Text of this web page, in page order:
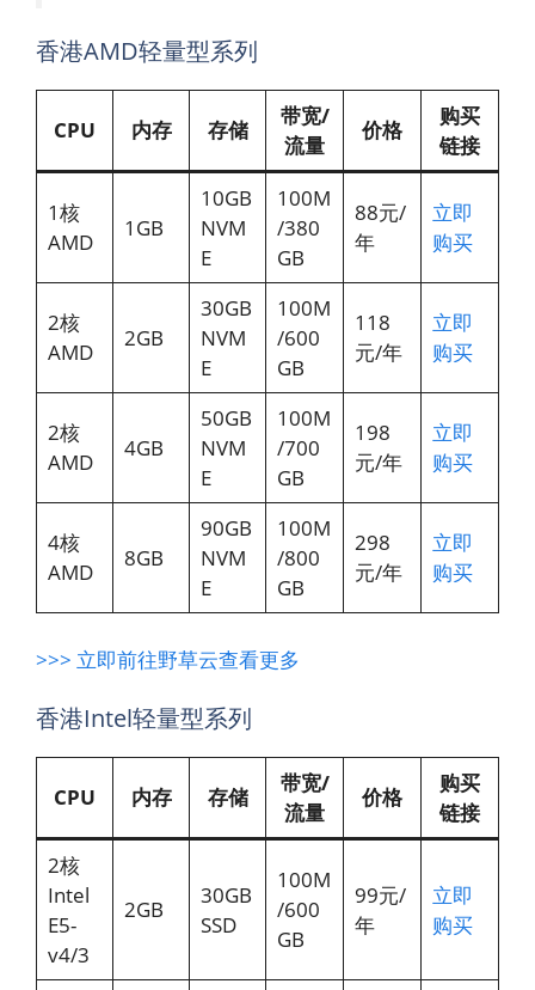
香港AMD轻量型系列
CPU 内存 存储
带宽/
流量
价格
购买
链接
1核
AMD
1GB
10GB
NVM
E
100M
/380
GB
88元/
年
立即
购买
2核
AMD
2GB
30GB
NVM
E
100M
/600
GB
118
元/年
立即
购买
2核
AMD
4GB
50GB
NVM
E
100M
/700
GB
198
元/年
立即
购买
4核
AMD
8GB
90GB
NVM
E
100M
/800
GB
298
元/年
立即
购买
>>> 立即前往野草云查看更多
香港Intel轻量型系列
CPU 内存 存储
带宽/
流量
价格
购买
链接
2核
Intel
E5-
v4/3
2GB
30GB
SSD
100M
/600
GB
99元/
年
立即
购买